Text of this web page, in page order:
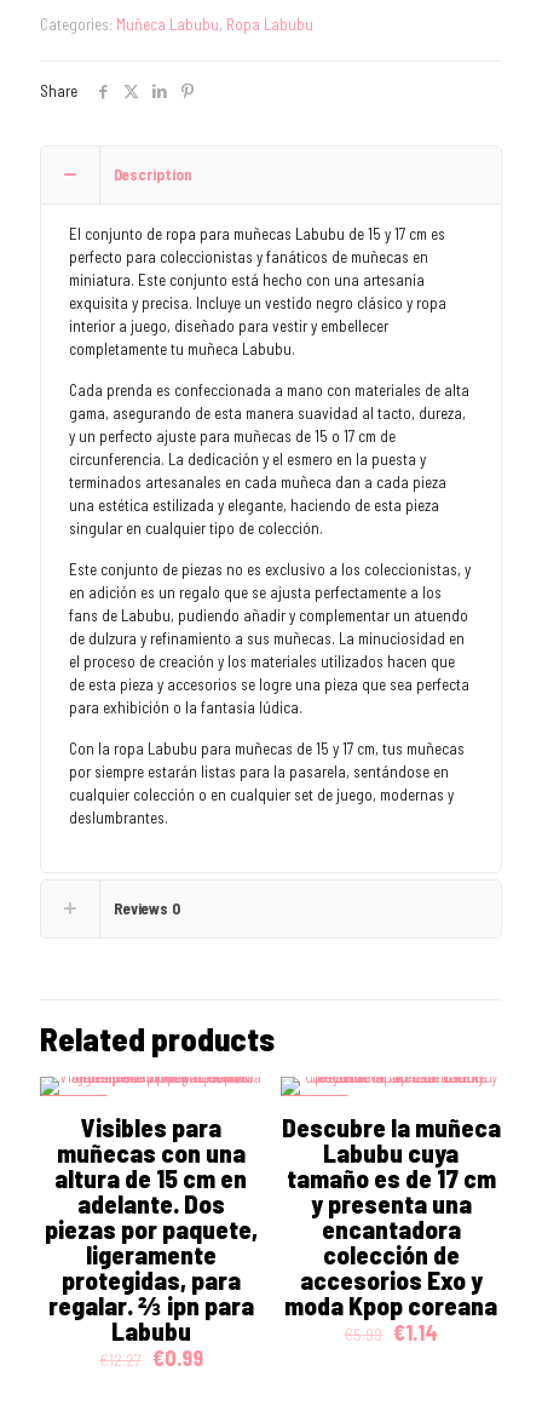
Categories: Muñeca Labubu, Ropa Labubu
Share
Description
El conjunto de ropa para muñecas Labubu de 15 y 17 cm es
perfecto para coleccionistas y fanáticos de muñecas en
miniatura. Este conjunto está hecho con una artesanía
exquisita y precisa. Incluye un vestido negro clásico y ropa
interior a juego, diseñado para vestir y embellecer
completamente tu muñeca Labubu.
Cada prenda es confeccionada a mano con materiales de alta
gama, asegurando de esta manera suavidad al tacto, dureza,
y un perfecto ajuste para muñecas de 15 o 17 cm de
circunferencia. La dedicación y el esmero en la puesta y
terminados artesanales en cada muñeca dan a cada pieza
una estética estilizada y elegante, haciendo de esta pieza
singular en cualquier tipo de colección.
Este conjunto de piezas no es exclusivo a los coleccionistas, y
en adición es un regalo que se ajusta perfectamente a los
fans de Labubu, pudiendo añadir y complementar un atuendo
de dulzura y refinamiento a sus muñecas. La minuciosidad en
el proceso de creación y los materiales utilizados hacen que
de esta pieza y accesorios se logre una pieza que sea perfecta
para exhibición o la fantasía lúdica.
Con la ropa Labubu para muñecas de 15 y 17 cm, tus muñecas
por siempre estarán listas para la pasarela, sentándose en
cualquier colección o en cualquier set de juego, modernas y
deslumbrantes.
Reviews 0
Related products
Visibles para
muñecas con una
altura de 15 cm en
adelante. Dos
piezas por paquete,
ligeramente
protegidas, para
regalar. ⅔ ipn para
Labubu
€12.27 Original
€0.99Current
Descubre la muñeca
Labubu cuya
tamaño es de 17 cm
y presenta una
encantadora
colección de
accesorios Exo y
moda Kpop coreana
€5.99 Original
€1.14